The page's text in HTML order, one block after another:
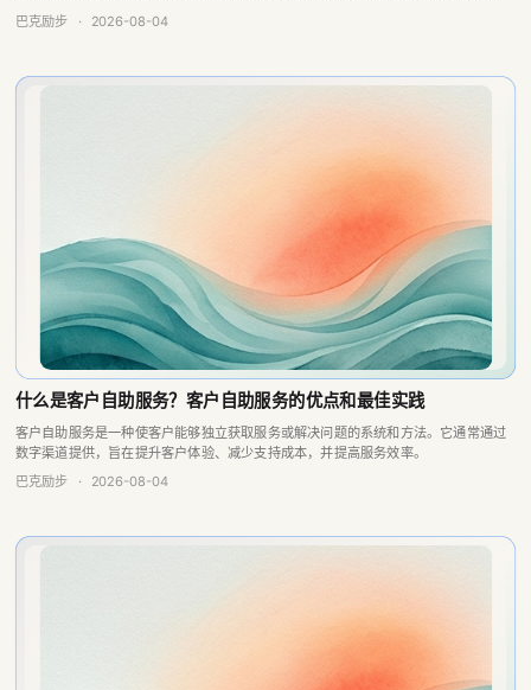
什么是客户自助服务？客户自助服务的优点和最佳实践
客户自助服务是一种使客户能够独立获取服务或解决问题的系统和方法。它通常通过
数字渠道提供，旨在提升客户体验、减少支持成本，并提高服务效率。
巴克励步 · 2026-08-04